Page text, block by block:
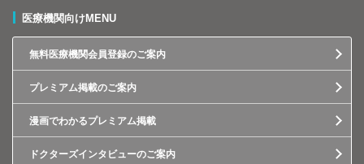
医療機関向けMENU
無料医療機関会員登録のご案内
プレミアム掲載のご案内
漫画でわかるプレミアム掲載
ドクターズインタビューのご案内